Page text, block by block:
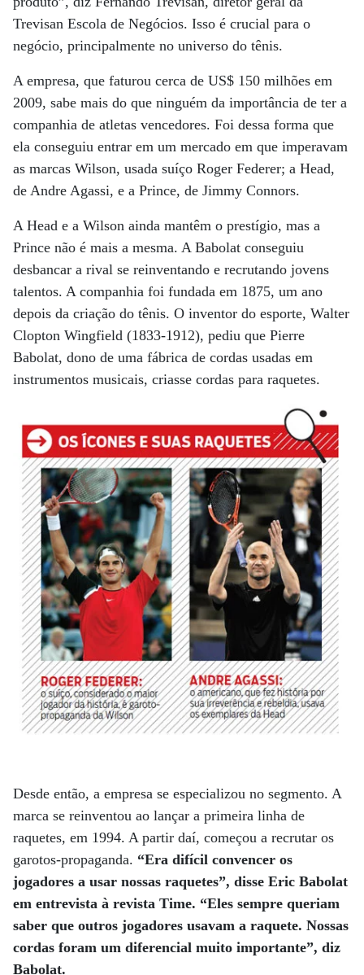
Trevisan Escola de Negócios. Isso é crucial para o
negócio, principalmente no universo do tênis.
A empresa, que faturou cerca de US$ 150 milhões em
2009, sabe mais do que ninguém da importância de ter a
companhia de atletas vencedores. Foi dessa forma que
ela conseguiu entrar em um mercado em que imperavam
as marcas Wilson, usada suíço Roger Federer; a Head,
de Andre Agassi, e a Prince, de Jimmy Connors.
A Head e a Wilson ainda mantêm o prestígio, mas a
Prince não é mais a mesma. A Babolat conseguiu
desbancar a rival se reinventando e recrutando jovens
talentos. A companhia foi fundada em 1875, um ano
depois da criação do tênis. O inventor do esporte, Walter
Clopton Wingfield (1833-1912), pediu que Pierre
Babolat, dono de uma fábrica de cordas usadas em
instrumentos musicais, criasse cordas para raquetes.
Desde então, a empresa se especializou no segmento. A
marca se reinventou ao lançar a primeira linha de
raquetes, em 1994. A partir daí, começou a recrutar os
garotos-propaganda. “Era difícil convencer os
jogadores a usar nossas raquetes”, disse Eric Babolat
em entrevista à revista Time. “Eles sempre queriam
saber que outros jogadores usavam a raquete. Nossas
cordas foram um diferencial muito importante”, diz
Babolat.